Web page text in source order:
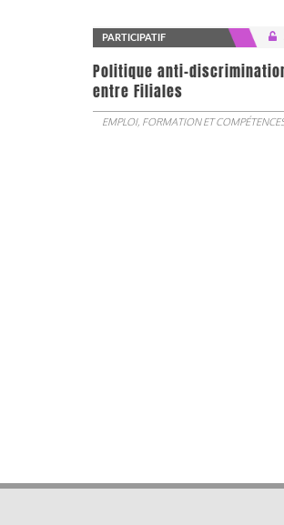
PARTICIPATIF
Politique anti-
entre Filiales
EMPLOI, FORMATION ET